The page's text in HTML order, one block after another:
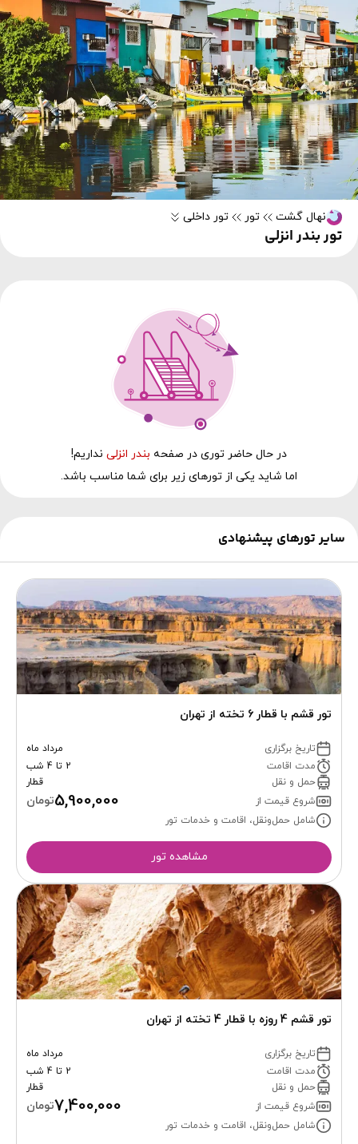
تور بندر انزلی
نهال گشت تور تور داخلی
در حال‌ حاضر توری در صفحه بندر انزلی نداریم!
اما شاید یکی از تورهای زیر برای شما مناسب باشد.
سایر تورهای پیشنهادی
تور قشم با قطار 6 تخته از تهران
تاریخ برگزاری
مرداد ماه
مدت اقامت
2 تا 4 شب
حمل و نقل
قطار
شروع قیمت از
5,900,000تومان
شامل حمل‌ونقل، اقامت و خدمات تور
مشاهده تور
تور قشم 4 روزه با قطار 4 تخته از تهران
تاریخ برگزاری
مرداد ماه
مدت اقامت
2 تا 4 شب
حمل و نقل
قطار
شروع قیمت از
7,400,000تومان
شامل حمل‌ونقل، اقامت و خدمات تور